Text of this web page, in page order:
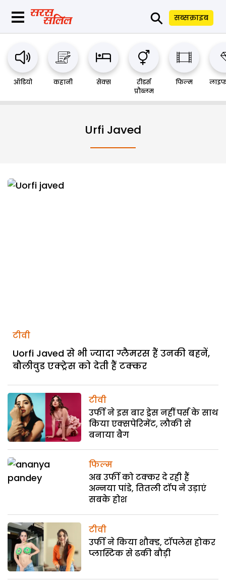
⚲ सब्सक्राइब
ऑडियो कहानी सेक्स
रीडर्स
प्रौब्लम
फिल्म
Urfi Javed
टीवी
Uorfi Javed से भी ज्यादा ग्लैमरस हैं उनकी बहनें,
बौलीवुड एक्ट्रेस को देती हैं टक्कर
टीवी
उर्फी ने इस बार ड्रेस नहीं पर्स के साथ
किया एक्सपेरिमेंट, लौकी से
बनाया बैग
फिल्म
अब उर्फी को टक्कर दे रही हैं
अन्नया पांडे, तितली टॉप ने उड़ाएं
सबके होश
टीवी
उर्फी ने किया शौक्ड, टॉपलेस होकर
प्लास्टिक से ढकी बौड़ी